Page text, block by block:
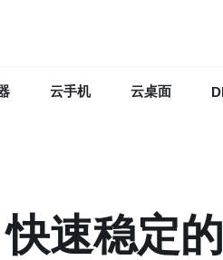
云手机 云桌面
速稳定